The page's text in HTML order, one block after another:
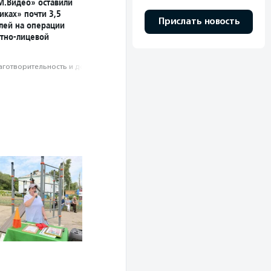
почти 3,5
на операции
лицевой
и доброволь­чест­во
Прислать новость